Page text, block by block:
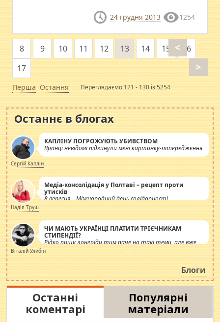
24 грудня 2013 1254
Перша
<
8 9 10 11 12 13 14 15
16
17
>
Остання Переглядаємо 121 - 130 із 5254
Останнє в блогах
КАПЛІНУ ПОГРОЖУЮТЬ УБИВСТВОМ
Вранці невідомі підкинули мені картинку-попередження
Сергій Каплін
Медіа-консолідація у Полтаві – рецепт проти
утисків
8 вересня – Міжнародний день солідарності
журналістів.
Надія Труш
ЧИ МАЮТЬ УКРАЇНЦІ ПЛАТИТИ ТРІЄЧНИКАМ
СТИПЕНДІЇ?
Рідко пишу лонгріди тим паче на такі теми, але вже
просто дістало! Обурюють сьогоднішні інсенуації
навколо стипендіального питання. Штучно
роздувається ще одна соціальна катастрофа.
Віталій Улибін
Блоги
Останні
коментарі
Популярні
матеріали